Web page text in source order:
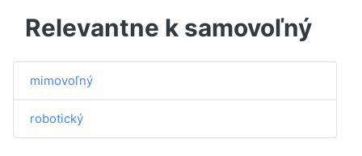
Relevantne k samovoľný
mimovoľný
robotický